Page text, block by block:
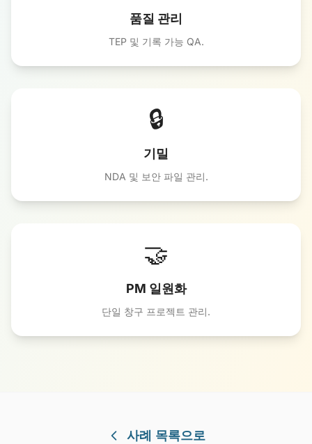
품질 관리
TEP 및 기록 가능 QA.
🔒
기밀
NDA 및 보안 파일 관리.
🤝
PM 일원화
단일 창구 프로젝트 관리.
사례 목록으로